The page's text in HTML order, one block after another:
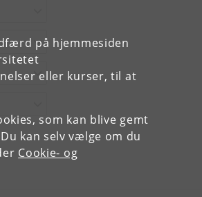
på hjemmesiden
eller kurser, til at
som kan blive gemt
kan selv vælge om du
Cookie- og